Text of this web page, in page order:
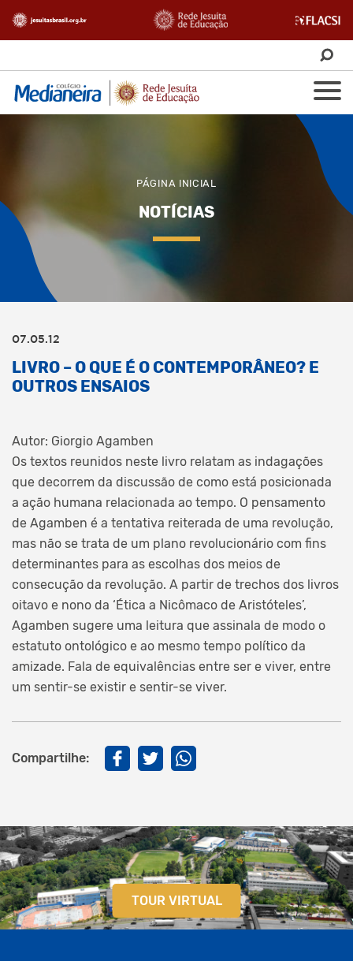
PÁGINA INICIAL
NOTÍCIAS
07.05.12
LIVRO – O QUE É O CONTEMPORÂNEO? E
OUTROS ENSAIOS
Autor: Giorgio Agamben
Os textos reunidos neste livro relatam as indagações
que decorrem da discussão de como está posicionada
a ação humana relacionada ao tempo. O pensamento
de Agamben é a tentativa reiterada de uma revolução,
mas não se trata de um plano revolucionário com fins
determinantes para as escolhas dos meios de
consecução da revolução. A partir de trechos dos livros
oitavo e nono da ‘Ética a Nicômaco de Aristóteles’,
Agamben sugere uma leitura que assinala de modo o
estatuto ontológico e ao mesmo tempo político da
amizade. Fala de equivalências entre ser e viver, entre
um sentir-se existir e sentir-se viver.
Compartilhe:
TOUR VIRTUAL